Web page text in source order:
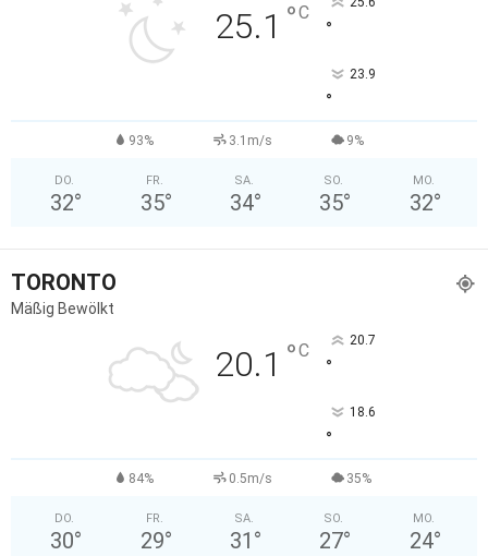
25.1 °C
°
23.9
°
93% 3.1m/s 9%
DO.
32°
FR.
35°
SA.
34°
SO.
35°
MO.
32°
TORONTO
Mäßig Bewölkt
20.1 °C 20.7
°
18.6
°
84% 0.5m/s 35%
DO.
30°
FR.
29°
SA.
31 °
SO.
27°
MO.
24°